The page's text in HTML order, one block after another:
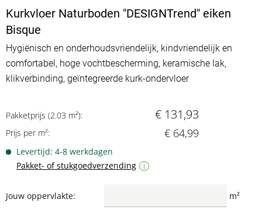
Kurkvloer Naturboden "DESIGNTrend" eiken
Bisque
Hygiënisch en onderhoudsvriendelijk, kindvriendelijk en
comfortabel, hoge vochtbescherming, keramische lak,
klikverbinding, geïntegreerde kurk-ondervloer
Pakketprijs (2.03 m²): € 131,93
Prijs per m²: € 64,99
Levertijd: 4-8 werkdagen
Pakket- of stukgoedverzending
i
Jouw oppervlakte: m²